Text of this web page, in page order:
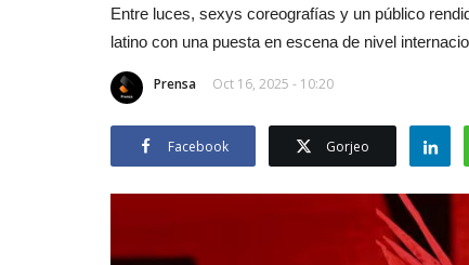
Entre luces, sexys coreografías y un público
latino con una puesta en escena de nivel
Prensa Oct 16, 2025 - 10:20
Facebook Gorjeo